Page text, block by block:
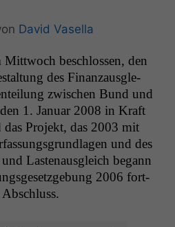
David Vasella
beschlossen, den
des Finan­zaus­gle­
zwis­chen Bund und
1. Jan­u­ar 2008 in Kraft
Pro­jekt, das 2003 mit
und des
Las­te­naus­gle­ich begann
2006 fort­